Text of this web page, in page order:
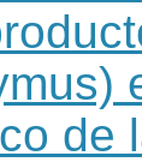
de